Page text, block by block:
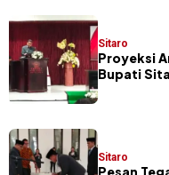
Sitaro
Proyeksi
Bupati
Sitaro
Pesan